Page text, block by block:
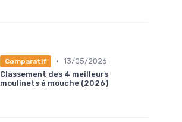
Comparatif • 13/05/2026
Classement des 4 meilleurs
moulinets à mouche (2026)